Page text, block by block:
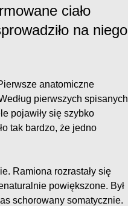
ciało
na niego
anatomiczne
pierwszych spisanych
pojawiły się szybko
tak bardzo, że jedno
Ramiona rozrastały się
powiększone. Był
schorowany somatycznie.